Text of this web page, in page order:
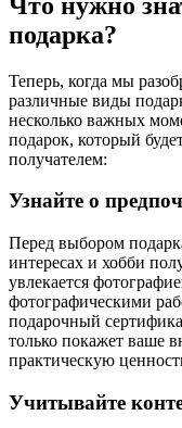
подарка?
Теперь, когда мы
различные виды
несколько важных
подарок, который
получателем:
Узнайте о
Перед выбором
интересах и хобби
увлекается
фотографическими
подарочный
только покажет ваше
практическую
Учитывайте